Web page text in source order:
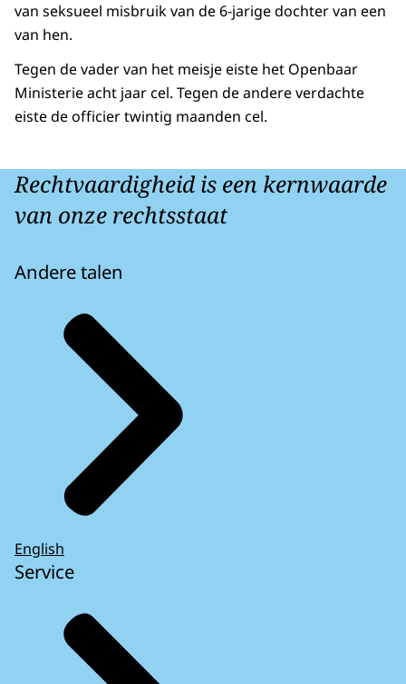
van seksueel misbruik van de 6-jarige dochter van een
van hen.
Tegen de vader van het meisje eiste het Openbaar
Ministerie acht jaar cel. Tegen de andere verdachte
eiste de officier twintig maanden cel.
Rechtvaardigheid is een kernwaarde
van onze rechtsstaat
Andere talen
English
Service